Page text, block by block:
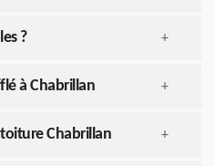
? +
à Chabrillan +
Chabrillan +